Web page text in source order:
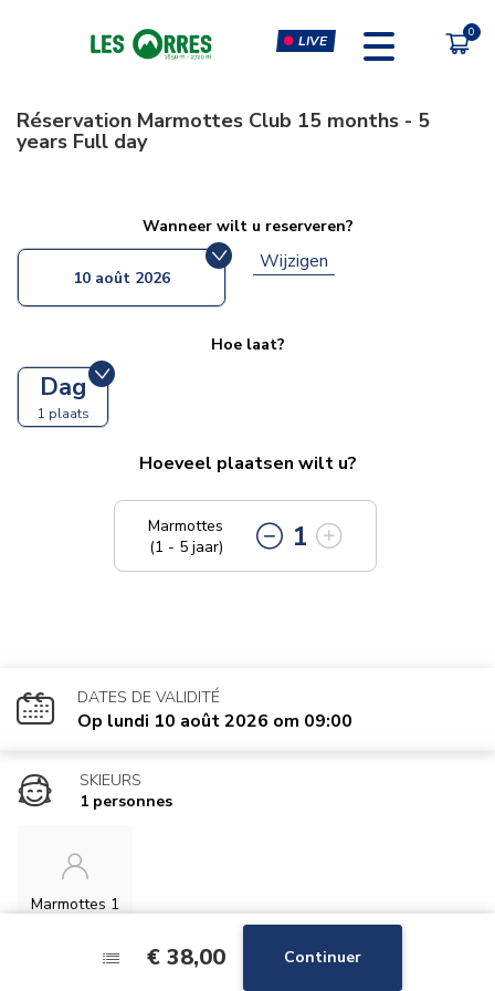
LIVE
Réservation Marmottes Club 15 months - 5
years Full day
Wanneer wilt u reserveren?
10 août 2026
Wijzigen
Hoe laat?
Dag
1 plaats
Hoeveel plaatsen wilt u?
Marmottes
(1 - 5 jaar)
1
DATES DE VALIDITÉ
Op lundi 10 août 2026 om 09:00
SKIEURS
1 personnes
Marmottes 1
€ 38,00 Continuer
€ 38,00 Continuer
MOUTAIN BIKE PASS
CHÈQUE CADEAU
CLIMBING & CLIP'N CLIMB
VIRTUAL REALITY SIMULATORS
GYM, CARDIO & FITNESS
MASSAGES